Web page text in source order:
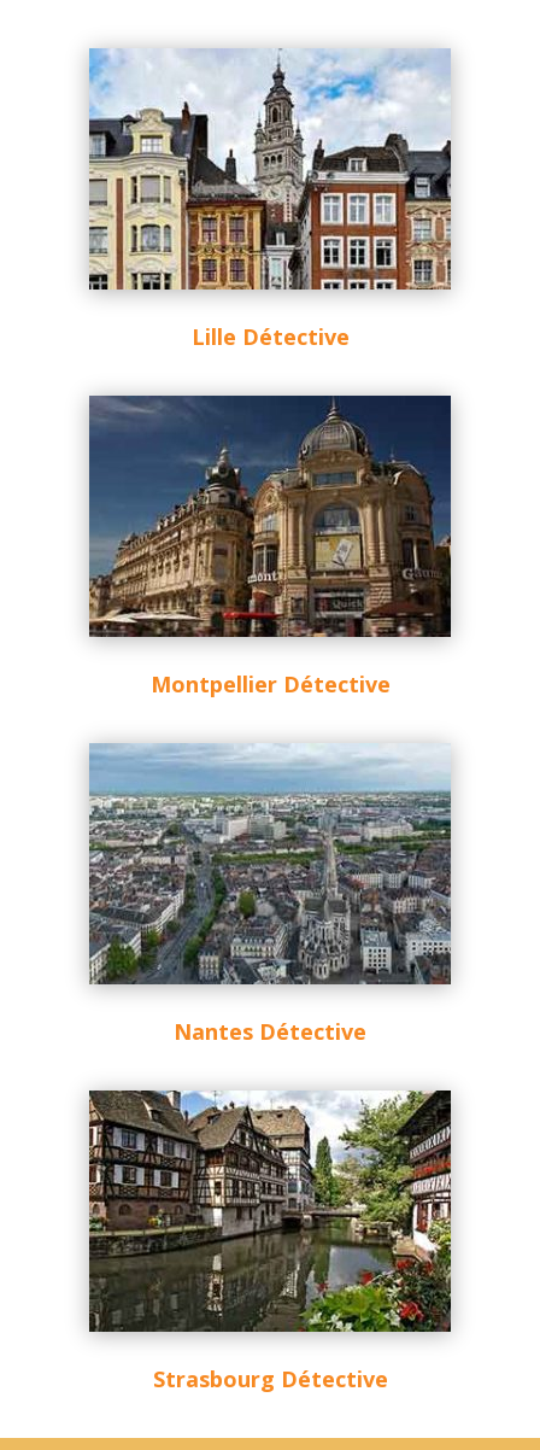
Lille Détective
Montpellier Détective
Nantes Détective
Strasbourg Détective